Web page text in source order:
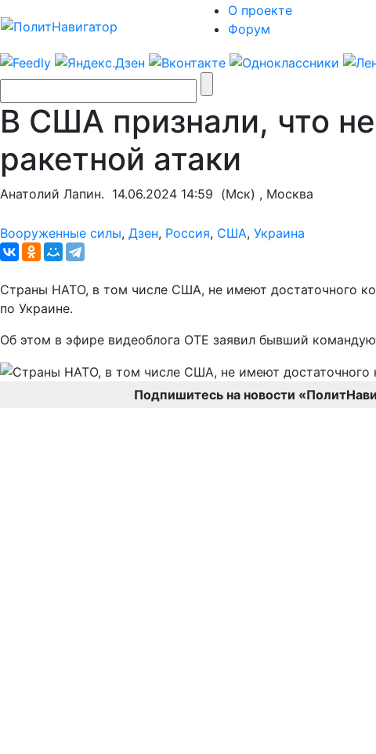
О проекте
Форум
В США признали, что
ракетной атаки
Анатолий Лапин. 14.06.2024 14:59 (Мск) , Москва
Вооруженные силы, Дзен, Россия, США, Украина
Страны НАТО, в том числе США, не имеют достаточного
по Украине.
Об этом в эфире видеоблога OTE заявил бывший
Подпишитесь на новости